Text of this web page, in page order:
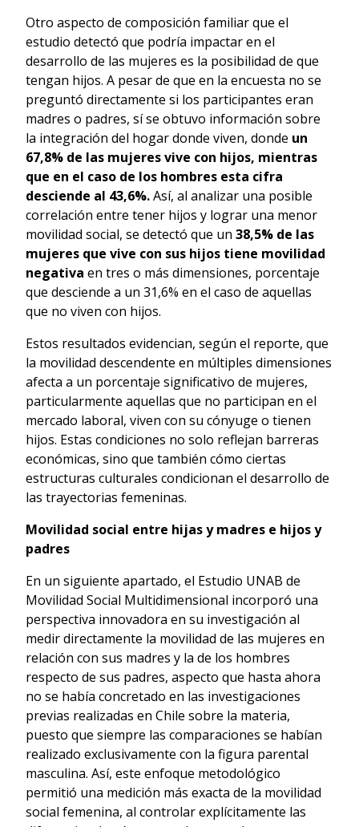
Otro aspecto de composición familiar que el
estudio detectó que podría impactar en el
desarrollo de las mujeres es la posibilidad de que
tengan hijos. A pesar de que en la encuesta no se
preguntó directamente si los participantes eran
madres o padres, sí se obtuvo información sobre
la integración del hogar donde viven, donde un
67,8% de las mujeres vive con hijos, mientras
que en el caso de los hombres esta cifra
desciende al 43,6%.Así, al analizar una posible
correlación entre tener hijos y lograr una menor
movilidad social, se detectó que un 38,5% de las
mujeres que vive con sus hijos tiene movilidad
negativa en tres o más dimensiones, porcentaje
que desciende a un 31,6% en el caso de aquellas
que no viven con hijos.
Estos resultados evidencian, según el reporte, que
la movilidad descendente en múltiples dimensiones
afecta a un porcentaje significativo de mujeres,
particularmente aquellas que no participan en el
mercado laboral, viven con su cónyuge o tienen
hijos. Estas condiciones no solo reflejan barreras
económicas, sino que también cómo ciertas
estructuras culturales condicionan el desarrollo de
las trayectorias femeninas.
Movilidad social entre hijas y madres e hijos y
padres
En un siguiente apartado, el Estudio UNAB de
Movilidad Social Multidimensional incorporó una
perspectiva innovadora en su investigación al
medir directamente la movilidad de las mujeres en
relación con sus madres y la de los hombres
respecto de sus padres, aspecto que hasta ahora
no se había concretado en las investigaciones
previas realizadas en Chile sobre la materia,
puesto que siempre las comparaciones se habían
realizado exclusivamente con la figura parental
masculina. Así, este enfoque metodológico
permitió una medición más exacta de la movilidad
social femenina, al controlar explícitamente las